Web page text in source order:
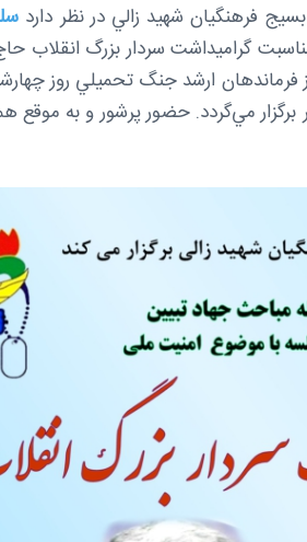
فرهنگيان شهيد زالي در نظر دارد
گراميداشت سردار بزرگ انقلاب
سالن شهيد باهنر برگزار مي‌گردد. حضور پرشور و به